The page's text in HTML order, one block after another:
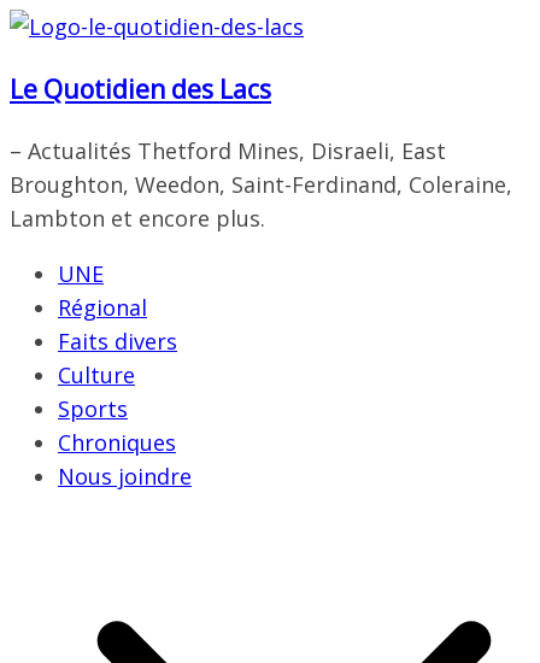
Passer
contenu
Le Quotidien des Lacs
– Actualités Thetford Mines, Disraeli, East
Broughton, Weedon, Saint-Ferdinand, Coleraine,
Lambton et encore plus.
UNE
Régional
Faits divers
Culture
Sports
Chroniques
Nous joindre